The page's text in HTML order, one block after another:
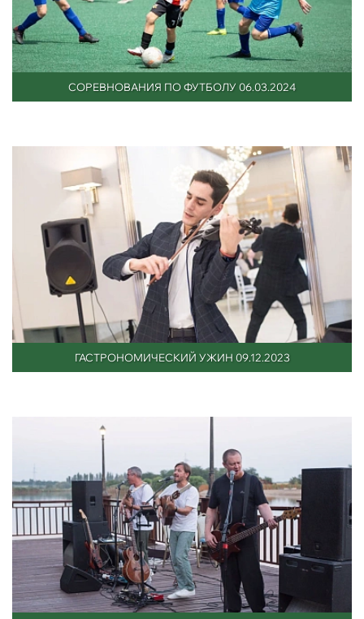
СОРЕВНОВАНИЯ ПО ФУТБОЛУ 06.03.2024
ГАСТРОНОМИЧЕСКИЙ УЖИН 09.12.2023